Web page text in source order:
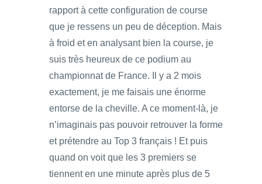
rapport à cette configuration de course
que je ressens un peu de déception. Mais
à froid et en analysant bien la course, je
suis très heureux de ce podium au
championnat de France. Il y a 2 mois
exactement, je me faisais une énorme
entorse de la cheville. A ce moment-là, je
n’imaginais pas pouvoir retrouver la forme
et prétendre au Top 3 français ! Et puis
quand on voit que les 3 premiers se
tiennent en une minute après plus de 5